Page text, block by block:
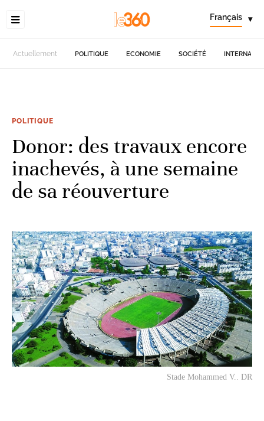
Français ▾
Actuellement POLITIQUE ECONOMIE SOCIÉTÉ
POLITIQUE
Donor: des travaux encore
inachevés, à une semaine
de sa réouverture
Stade Mohammed V.. DR